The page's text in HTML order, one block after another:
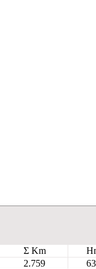
Σ Km
2.759